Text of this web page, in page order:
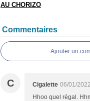
AU CHORIZO
Commentaires
Ajouter un
C Cigalette 06/01/
Hhoo quel régal.